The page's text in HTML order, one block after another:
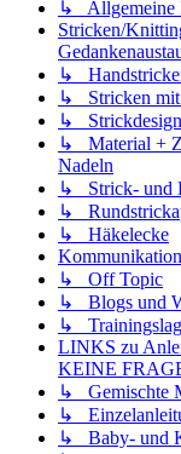
↳ Allgemeine
Stricken/
↳
↳ Stricken mit
↳
↳ Material +
Nadeln
↳ Strick- und
↳
↳ Häkelecke
↳ Off Topic
↳ Blogs und
↳
LINKS zu
KEINE
↳ Gemischte
↳
↳ Baby- und